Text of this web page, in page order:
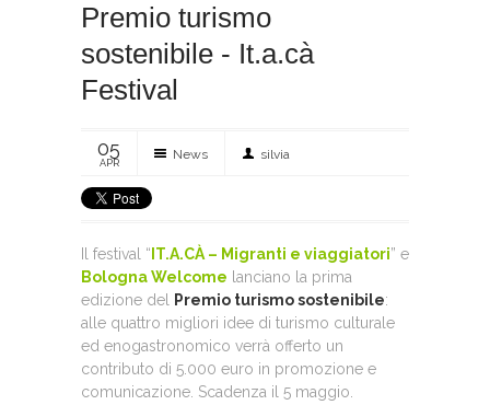
Premio turismo
sostenibile - It.a.cà
Festival
05
APR
News silvia
Il festival “ IT.A.CÀ – Migranti e viaggiatori” e
Bologna Welcome lanciano la prima
edizione del Premio turismo sostenibile:
alle quattro migliori idee di turismo culturale
ed enogastronomico verrà offerto un
contributo di 5.000 euro in promozione e
comunicazione. Scadenza il 5 maggio.